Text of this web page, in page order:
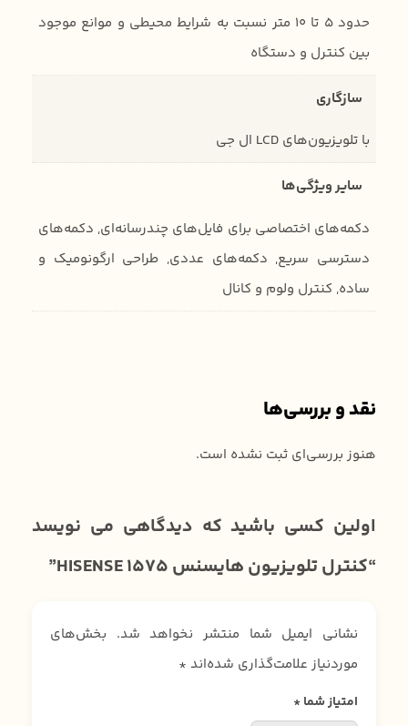
حدود 5 تا 10 متر نسبت به شرایط محیطی و موانع موجود
بین کنترل و دستگاه
سازگاری
با تلویزیون‌های LCD ال جی
سایر ویژگی‌ها
دکمه‌های اختصاصی برای فایل‌های چندرسانه‌ای, دکمه‌های
دسترسی سریع, دکمه‌های عددی, طراحی ارگونومیک و
ساده, کنترل ولوم و کانال
نقد و بررسی‌ها
هنوز بررسی‌ای ثبت نشده است.
اولین کسی باشید که دیدگاهی می نویسد
“کنترل تلویزیون هایسنس HISENSE 1575”
نشانی ایمیل شما منتشر نخواهد شد. بخش‌های
موردنیاز علامت‌گذاری شده‌اند *
امتیاز شما*